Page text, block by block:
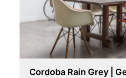
Cordoba Rain Grey |